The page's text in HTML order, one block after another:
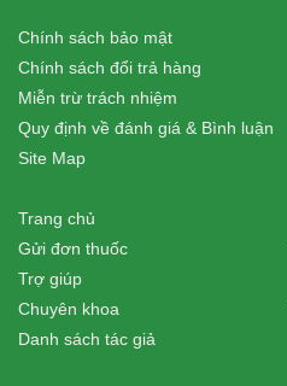
Chính sách bảo mật
Chính sách đổi trả hàng
Miễn trừ trách nhiệm
Quy định về đánh giá & Bình luận
Site Map
Trang chủ
Gửi đơn thuốc
Trợ giúp
Chuyên khoa
Danh sách tác giả